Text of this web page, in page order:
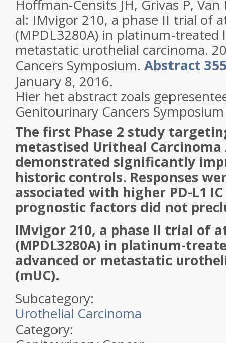
Hoffman-Censits JH, Grivas P,
al: IMvigor 210, a phase II trial of
(MPDL3280A) in platinum-treated
metastatic urothelial carcinoma.
Cancers Symposium. Abstract
January 8, 2016.
Hier het abstract zoals
Genitourinary Cancers
The first Phase 2 study
metastised Uritheal
demonstrated significantly
historic controls. Responses
associated with higher PD-L1
prognostic factors did not
IMvigor 210, a phase II trial of
(MPDL3280A) in platinum-
advanced or metastatic
(mUC).
Subcategory:
Urothelial Carcinoma
Category: